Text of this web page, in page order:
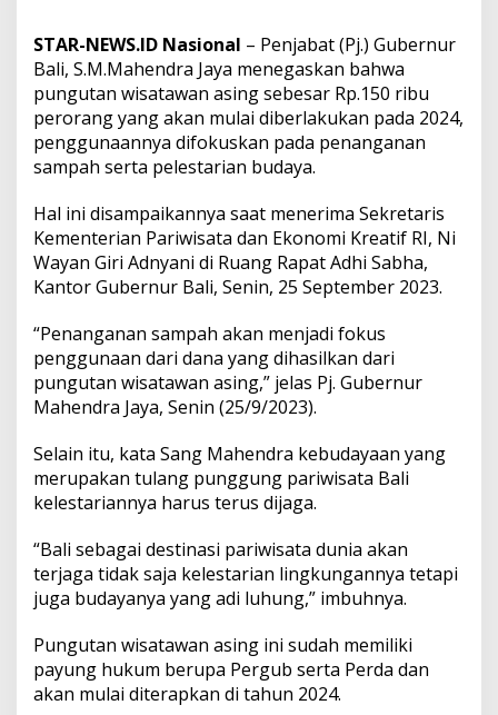
G
u
b
r
n
u
B
a
l
i
T
g
a
s
k
a
P
e
n
g
u
n
a
n
y
a
STAR-NEWS.ID Nasional – Penjabat (Pj.) Gubernur
Bali, S.M.Mahendra Jaya menegaskan bahwa
pungutan wisatawan asing sebesar Rp.150 ribu
perorang yang akan mulai diberlakukan pada 2024,
penggunaannya difokuskan pada penanganan
sampah serta pelestarian budaya.
Hal ini disampaikannya saat menerima Sekretaris
Kementerian Pariwisata dan Ekonomi Kreatif RI, Ni
Wayan Giri Adnyani di Ruang Rapat Adhi Sabha,
Kantor Gubernur Bali, Senin, 25 September 2023.
“Penanganan sampah akan menjadi fokus
penggunaan dari dana yang dihasilkan dari
pungutan wisatawan asing,” jelas Pj. Gubernur
Mahendra Jaya, Senin (25/9/2023).
Selain itu, kata Sang Mahendra kebudayaan yang
merupakan tulang punggung pariwisata Bali
kelestariannya harus terus dijaga.
“Bali sebagai destinasi pariwisata dunia akan
terjaga tidak saja kelestarian lingkungannya tetapi
juga budayanya yang adi luhung,” imbuhnya.
Pungutan wisatawan asing ini sudah memiliki
payung hukum berupa Pergub serta Perda dan
akan mulai diterapkan di tahun 2024.